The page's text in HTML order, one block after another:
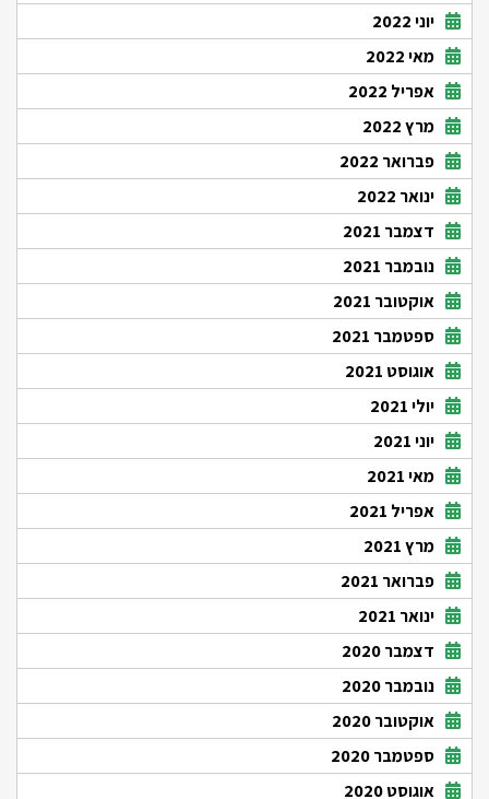
יוני 2022
מאי 2022
אפריל 2022
מרץ 2022
פברואר 2022
ינואר 2022
דצמבר 2021
נובמבר 2021
אוקטובר 2021
ספטמבר 2021
אוגוסט 2021
יולי 2021
יוני 2021
מאי 2021
אפריל 2021
מרץ 2021
פברואר 2021
ינואר 2021
דצמבר 2020
נובמבר 2020
אוקטובר 2020
ספטמבר 2020
אוגוסט 2020